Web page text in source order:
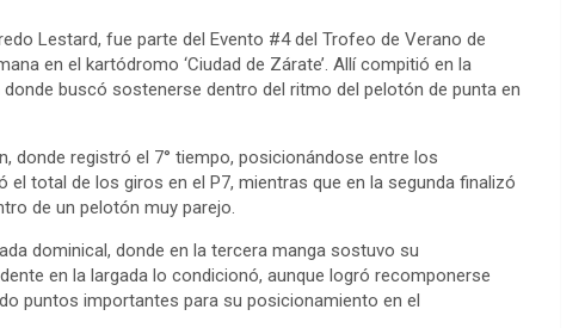
Lestard, fue parte del Evento #4 del Trofeo de Verano de
en el kartódromo ‘Ciudad de Zárate’. Allí compitió en la
buscó sostenerse dentro del ritmo del pelotón de punta en
donde registró el 7° tiempo, posicionándose entre los
total de los giros en el P7, mientras que en la segunda finalizó
de un pelotón muy parejo.
dominical, donde en la tercera manga sostuvo su
en la largada lo condicionó, aunque logró recomponerse
puntos importantes para su posicionamiento en el